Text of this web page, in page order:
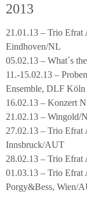
2013
21.01.13 – Trio
Eindhoven/NL
05.02.13 – What´s
11.-15.02.13 –
Ensemble, DLF Köln
16.02.13 – Konzert
21.02.13 – Wingold/
27.02.13 – Trio
Innsbruck/AUT
28.02.13 – Trio
01.03.13 – Trio
Porgy&Bess, Wien/